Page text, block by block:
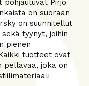
on suoraan
on suunnitellut
tyynyt, joihin
pienen
tuotteet ovat
pellavaa, joka on